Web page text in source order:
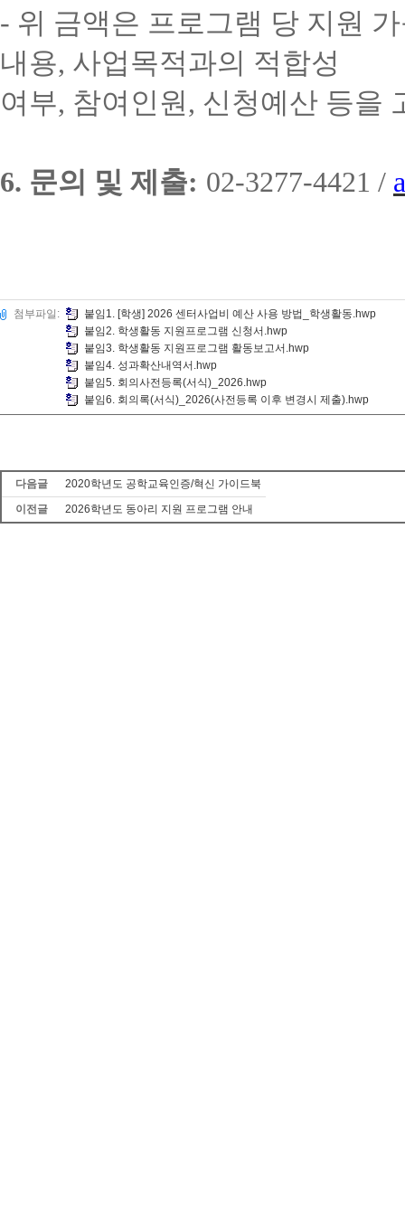
- 위 금액은 프로그램 당 지원
내용, 사업목적과의 적합성
여부, 참여인원 , 신청예산 등을
6. 문의 및 제출: 02-3277-4421 /
첨부파일:
붙임1. [학생] 2026 센터사업비 예산 사용 방법_학생활동.hwp
붙임2. 학생활동 지원프로그램 신청서.hwp
붙임3. 학생활동 지원프로그램 활동보고서.hwp
붙임4. 성과확산내역서.hwp
붙임5. 회의사전등록(서식)_2026.hwp
붙임6. 회의록(서식)_2026(사전등록 이후 변경시 제출).hwp
다음글
2020학년도 공학교육인증/혁신 가이드북
이전글
2026학년도 동아리 지원 프로그램 안내